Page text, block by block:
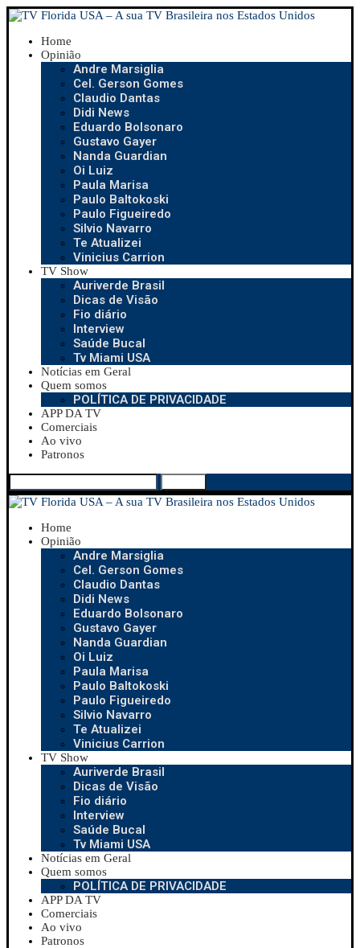
Home
Opinião
Andre Marsiglia
Cel. Gerson Gomes
Claudio Dantas
Didi News
Eduardo Bolsonaro
Gustavo Gayer
Nanda Guardian
Oi Luiz
Paula Marisa
Paulo Baltokoski
Paulo Figueiredo
Silvio Navarro
Te Atualizei
Vinicius Carrion
TV Show
Auriverde Brasil
Dicas de Visão
Fio diário
Interview
Saúde Bucal
Tv Miami USA
Notícias em Geral
Quem somos
POLÍTICA DE PRIVACIDADE
APP DA TV
Comerciais
Ao vivo
Patronos
Home
Opinião
Andre Marsiglia
Cel. Gerson Gomes
Claudio Dantas
Didi News
Eduardo Bolsonaro
Gustavo Gayer
Nanda Guardian
Oi Luiz
Paula Marisa
Paulo Baltokoski
Paulo Figueiredo
Silvio Navarro
Te Atualizei
Vinicius Carrion
TV Show
Auriverde Brasil
Dicas de Visão
Fio diário
Interview
Saúde Bucal
Tv Miami USA
Notícias em Geral
Quem somos
POLÍTICA DE PRIVACIDADE
APP DA TV
Comerciais
Ao vivo
Patronos